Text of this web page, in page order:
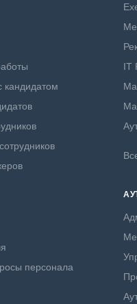
кандидатом
персонала
IT